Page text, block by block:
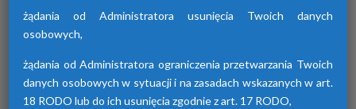
Osuszacze hybrydowe z serii HDB
osuszacza ziębniczego i adsorpcyjnego,
wyróżniają się niskimi kosztami eksploatacji,
możliwością wyboru trybu pracy lato/zima
żądania od Administratora usunięcia Twoich danych
osobowych,
żądania od Administratora ograniczenia przetwarzania Twoich
danych osobowych w sytuacji i na zasadach wskazanych w art.
18 RODO lub do ich usunięcia zgodnie z art. 17 RODO,